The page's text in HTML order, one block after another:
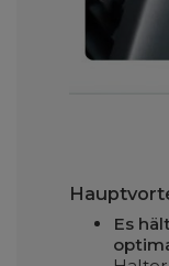
Es